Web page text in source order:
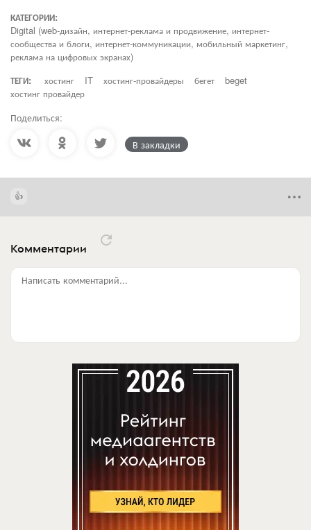
КАТЕГОРИИ:
Digital (web-дизайн, интернет-реклама и продвижение, интернет-
сообщества и блоги, интернет-коммуникации, мобильный маркетинг,
реклама на цифровых экранах)
ТЕГИ:
хостинг IT хостинг-провайдеры бегет
beget
хостинг провайдер
Поделиться:
В закладки
Комментарии
Написать комментарий...